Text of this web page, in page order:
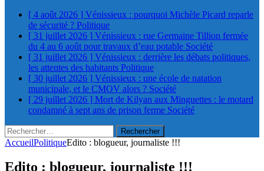
[ 4 août 2026 ] Vénissieux : pourquoi Michèle Picard reparle
de sécurité ? Politique
[ 31 juillet 2026 ] Vénissieux : rue Germaine Tillion fermée
du 4 au 6 août pour travaux d’eau potable Société
[ 31 juillet 2026 ] Vénissieux : derrière les débats politiques,
les attentes des habitants Politique
[ 30 juillet 2026 ] Vénissieux : une école de natation
municipale, et le CMOV alors ? Société
[ 29 juillet 2026 ] Mort de Kilyan aux Minguettes : le motard
condamné à sept ans de prison ferme Société
Rechercher :
AccueilPolitiqueEdito : blogueur, journaliste !!!
Edito : blogueur, journaliste !!!